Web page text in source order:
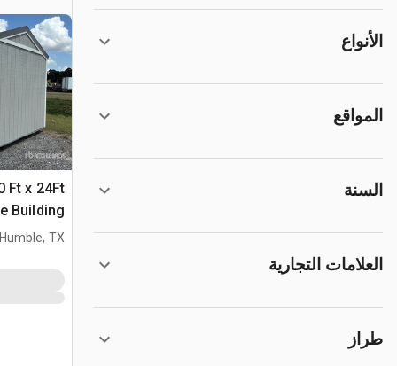
الأنواع
المواقع
السنة
العلامات التجارية
طراز
Ft x 24Ft
(Unused)
TX